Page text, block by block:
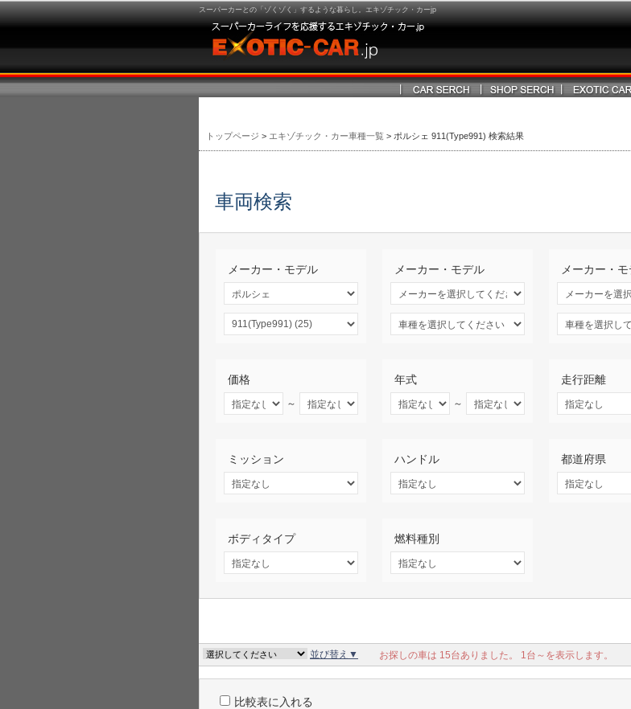
スーパーカーとの「ゾくゾく」するような暮らし。エキゾチック・カーjp
トップページ > エキゾチック・カー車種一覧> ポルシェ 911(Type991) 検索結果
車両検索
メーカー・モデル メーカー・モデル メーカー・
価格
～
年式
～
走行距離
ミッション ハンドル 都道府県
ボディタイプ 燃料種別
並び替え▼ お探しの車は 15台ありました。 1台～を表示します。
比較表に入れる